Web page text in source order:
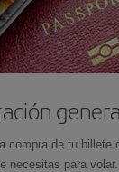
compra de tu billete
necesitas para